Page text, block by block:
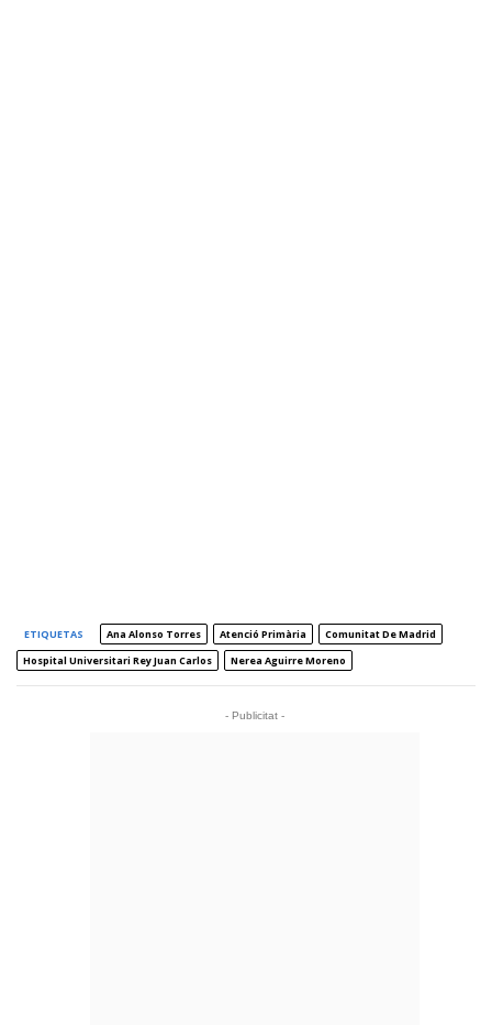
ETIQUETAS Ana Alonso Torres Atenció Primària
Comunitat De Madrid
Hospital Universitari Rey Juan Carlos
Nerea Aguirre Moreno
- Publicitat -